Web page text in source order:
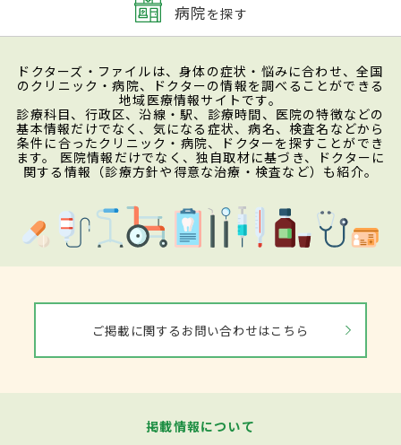
病院を探す
ドクターズ・ファイルは、身体の症状・悩みに合わせ、全国
のクリニック・病院、ドクターの情報を調べることができる
地域医療情報サイトです。
診療科目、行政区、沿線・駅、診療時間、医院の特徴などの
基本情報だけでなく、気になる症状、病名、検査名などから
条件に合ったクリニック・病院、ドクターを探すことができ
ます。 医院情報だけでなく、独自取材に基づき、ドクターに
関する情報（診療方針や得意な治療・検査など）も紹介。
ご掲載に関するお問い合わせはこちら
掲載情報について